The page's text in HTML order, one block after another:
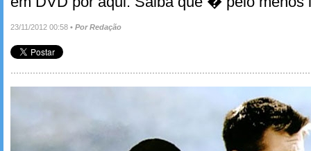
23/11/2012 00:58 • Por Redação